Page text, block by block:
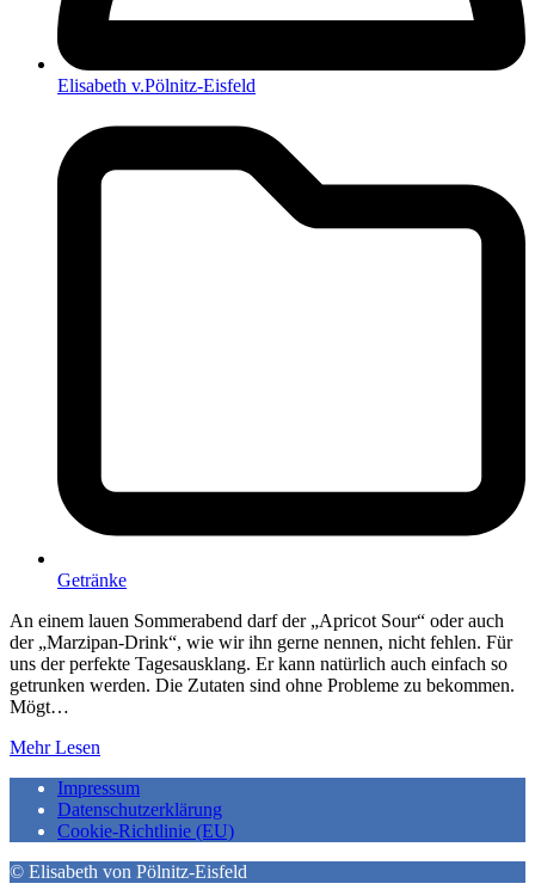
Elisabeth v.Pölnitz-Eisfeld
Getränke
An einem lauen Sommerabend darf der „Apricot Sour“ oder auch
der „Marzipan-Drink“, wie wir ihn gerne nennen, nicht fehlen. Für
uns der perfekte Tagesausklang. Er kann natürlich auch einfach so
getrunken werden. Die Zutaten sind ohne Probleme zu bekommen.
Mögt…
Mehr Lesen
Impressum
Datenschutzerklärung
Cookie-Richtlinie (EU)
© Elisabeth von Pölnitz-Eisfeld